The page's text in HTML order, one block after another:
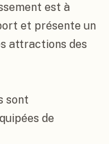
est à
et présente un
attractions des
sont
de